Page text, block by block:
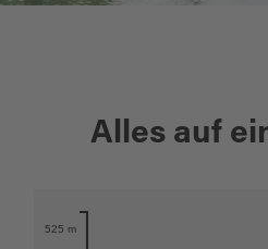
Alles auf
525 m